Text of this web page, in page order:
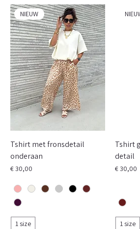
NIEUW
Tshirt met fronsdetail
onderaan
Prijs
€ 30,00
1 size
Tshirt
detail
Prijs
€ 30,00
1 size